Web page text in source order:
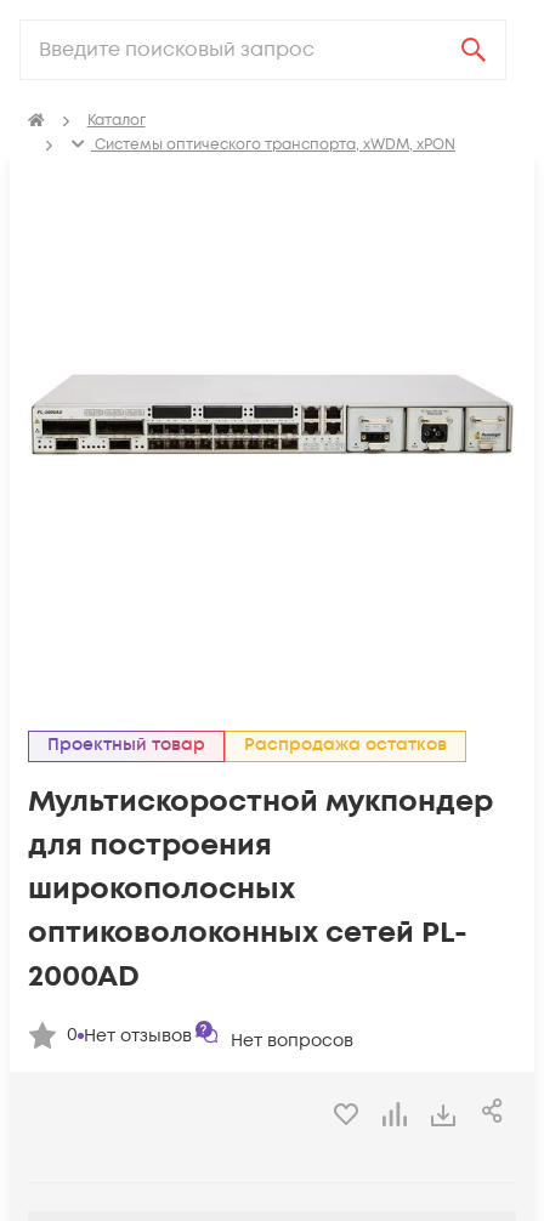
Каталог
Системы оптического транспорта, xWDM, xPON
Проектный товар Распродажа остатков
Мультискоростной мукпондер
для построения
широкополосных
оптиковолоконных сетей PL-
2000AD
0 Нет отзывов Нет вопросов